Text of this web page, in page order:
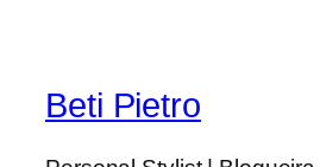
Beti Pietro